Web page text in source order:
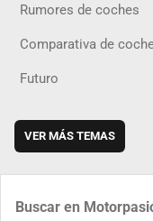
Rumores de coches
Comparativa de
Futuro
VER MÁS TEMAS